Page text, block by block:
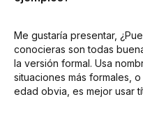
Me gustaría presentar,
conocieras son todas
la versión formal. Usa
situaciones más formales,
edad obvia, es mejor usar